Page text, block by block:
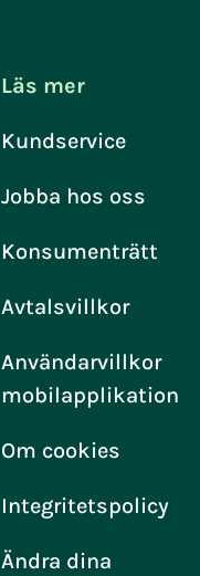
Läs mer
Kundservice
Jobba hos oss
Konsumenträtt
Avtalsvillkor
Användarvillkor
mobilapplikation
Om cookies
Integritetspolicy
Ändra dina